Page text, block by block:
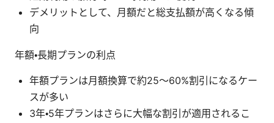
デメリットとして、月額だと総支払額が高くなる傾
向
年額・長期プランの利点
年額プランは月額換算で約25〜60%割引になるケー
スが多い
3年・5年プランはさらに大幅な割引が適用されるこ